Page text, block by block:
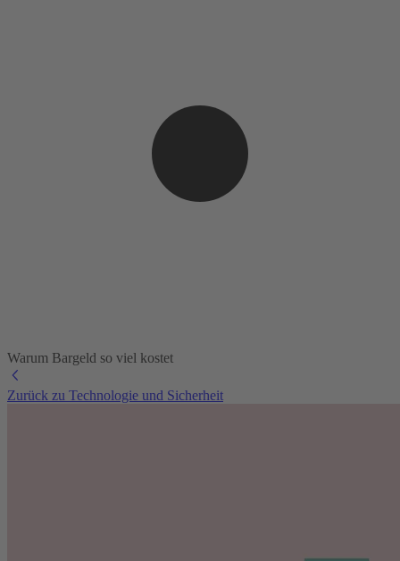
Warum Bargeld so viel kostet
Zurück zu Technologie und Sicherheit